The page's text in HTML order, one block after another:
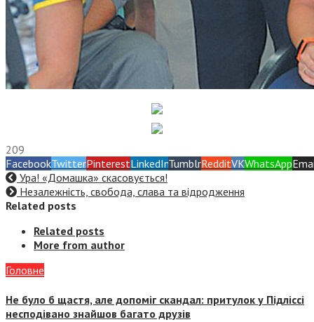
209
FacebookTwitterPinterestLinkedInTumblrRedditVKWhatsApp
Ура! «Домашка» скасовується!
Незалежність, свобода, слава та відродження
Related posts
Related posts
More from author
Головне
Не було б щастя, але допоміг скандал: притулок у Підліссі
несподівано знайшов багато друзів